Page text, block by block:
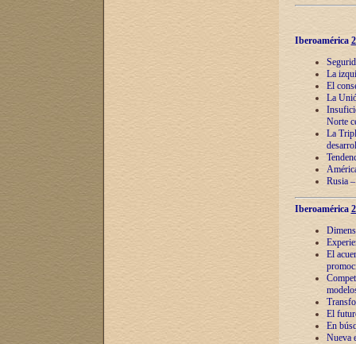
Iberoamérica
La
El
La
Norte
La
Rusia
Iberoamérica
El
El
En
Nueva